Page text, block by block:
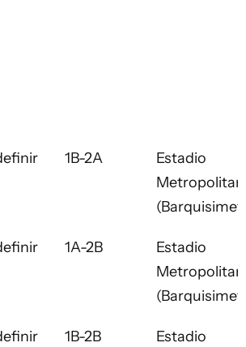
1B-2A
Estadio
1A-2B
Estadio
1B-2B
Estadio